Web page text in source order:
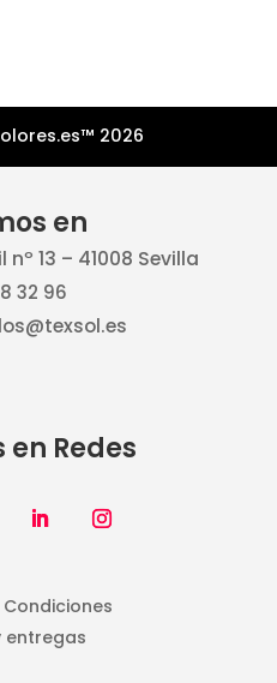
2026
en
13 – 41008 Sevilla
32 96
en Redes
entregas